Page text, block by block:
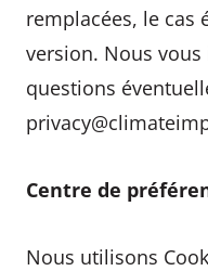
remplacées, le cas
version. Nous
questions
Centre de
Nous utilisons